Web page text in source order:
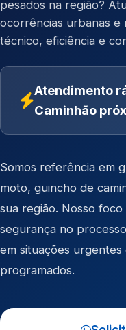
pesados na região?
ocorrências urbanas
técnico, eficiência e
Atendimento
Caminhão
Somos referência em
moto, guincho de
sua região. Nosso
segurança no
em situações
programados.